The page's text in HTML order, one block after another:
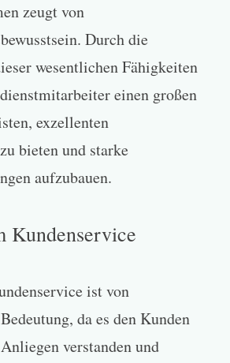
zeugt von
Durch die
wesentlichen Fähigkeiten
einen großen
exzellenten
bieten und starke
aufzubauen.
Kundenservice
ist von
da es den Kunden
verstanden und